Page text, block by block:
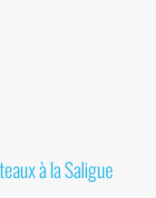
à la Saligue